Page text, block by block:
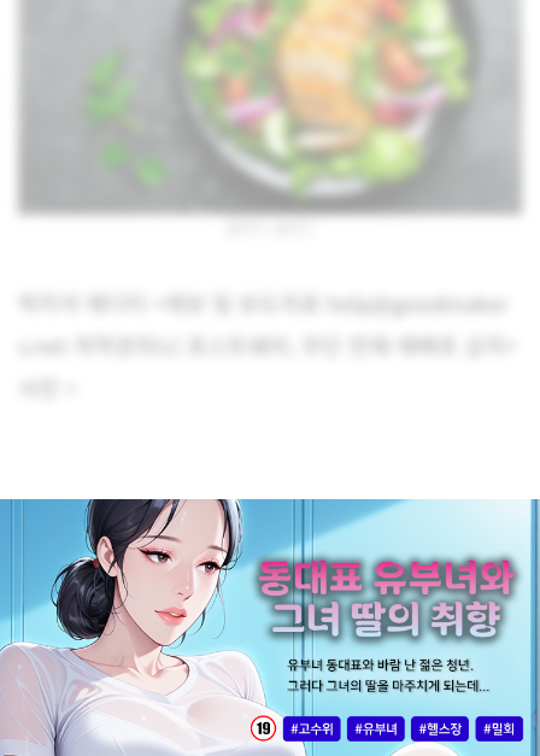
박지석 에디터 <제보 및 보도자료 help@goodmaker
s.net 저작권자(c) 포스트쉐어, 무단 전재-재배포 금지>